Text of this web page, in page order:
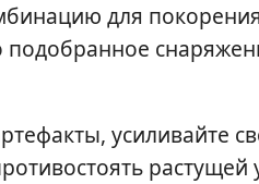
для
усиливайте
растущей